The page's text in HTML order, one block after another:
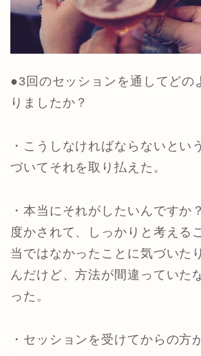
●3回のセッションを通してどの
りましたか？
・こうしなければならないとい
づいてそれを取り払えた。
・本当にそれがしたいんですか
度かされて、しっかりと考える
当ではなかったことに気づいた
んだけど、方法が間違っていた
った。
・セッションを受けてからの方